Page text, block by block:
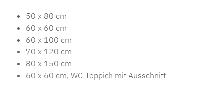
50 x 80 cm
60 x 60 cm
60 x 100 cm
70 x 120 cm
80 x 150 cm
60 x 60 cm, WC-Teppich mit Ausschnitt